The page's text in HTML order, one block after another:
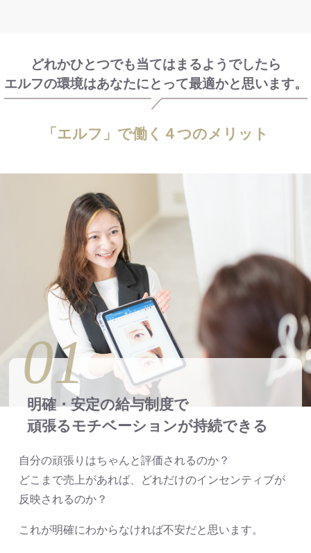
どれかひとつでも当てはまるようでしたら
エルフの環境はあなたにとって最適かと思います。
「エルフ」で働く４つのメリット
01
明確・安定の給与制度で
頑張るモチベーションが持続できる
自分の頑張りはちゃんと評価されるのか？
どこまで売上があれば、どれだけのインセンティブが
反映されるのか？
これが明確にわからなければ不安だと思います。